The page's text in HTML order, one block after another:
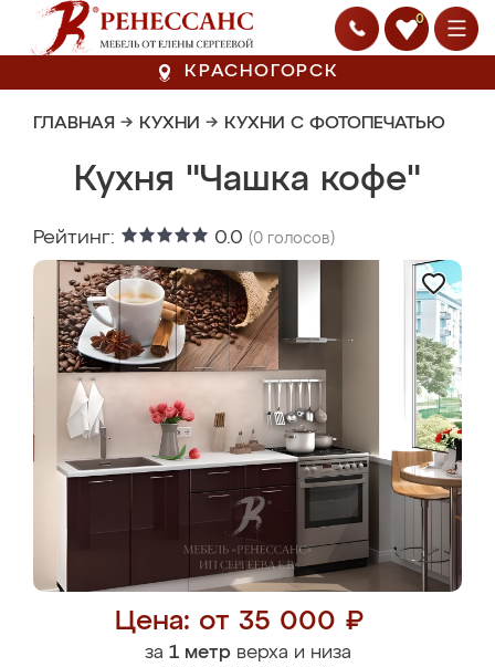
0
КРАСНОГОРСК
ГЛАВНАЯ → КУХНИ → КУХНИ С ФОТОПЕЧАТЬЮ
Кухня "Чашка кофе"
Рейтинг: 0.0 (0 голосов)
Цена: от 35 000 ₽
за 1 метрверха и низа